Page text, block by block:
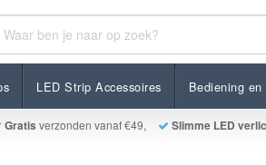
LED Strip Accessoires Bediening en
Gratis verzonden vanaf €49, Slimme LED
je Zigbee verlichting